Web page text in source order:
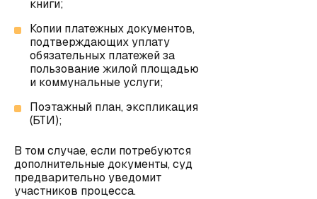
книги;
Копии платежных документов,
подтверждающих уплату
обязательных платежей за
пользование жилой площадью
и коммунальные услуги;
Поэтажный план, экспликация
(БТИ);
В том случае, если потребуются
дополнительные документы, суд
предварительно уведомит
участников процесса.